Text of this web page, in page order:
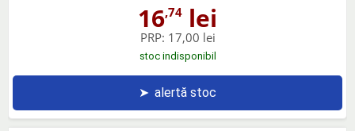
16,74 lei
PRP: 17,00 lei
stoc indisponibil
➤ alertă stoc